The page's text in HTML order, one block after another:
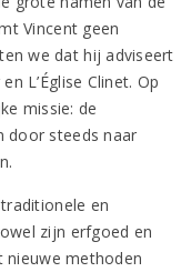
Vincent geen
we dat hij adviseert
L’Église Clinet. Op
missie: de
door steeds naar
en
zijn erfgoed en
nieuwe methoden